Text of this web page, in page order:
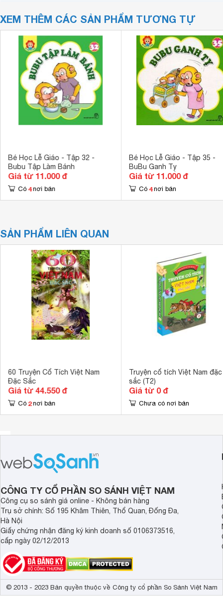
XEM THÊM CÁC SẢN PHẨM TƯƠNG TỰ
Bé Học Lễ Giáo - Tập 32 -
Bubu Tập Làm Bánh
Giá từ 11.000 đ
Có 4 nơi bán
Bé Học Lễ Giáo - Tập 35 -
BuBu Ganh Tỵ
Giá từ 11.000 đ
Có 4 nơi bán
SẢN PHẨM LIÊN QUAN
60 Truyện Cổ Tích Việt Nam
Đặc Sắc
Giá từ 44.550 đ
Có 2 nơi bán
Truyện cổ tích Việt Nam đặc
sắc (T2)
Giá từ 0 đ
Chưa có nơi bán
CÔNG TY CỔ PHẦN SO SÁNH VIỆT NAM
Công cụ so sánh giá online - Không bán hàng
Trụ sở chính: Số 195 Khâm Thiên, Thổ Quan, Đống Đa,
Hà Nội
Giấy chứng nhận đăng ký kinh doanh số 0106373516,
cấp ngày 02/12/2013
© 2013 - 2023 Bản quyền thuộc về Công ty cổ phần So Sánh Việt Nam